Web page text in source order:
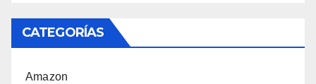
CATEGORÍAS
Amazon